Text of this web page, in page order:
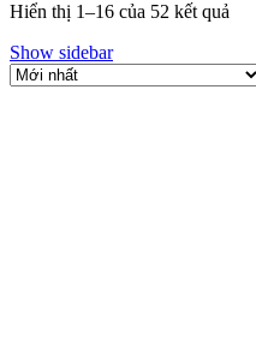
Hiển thị 1–16 của 52 kết quả
Show sidebar